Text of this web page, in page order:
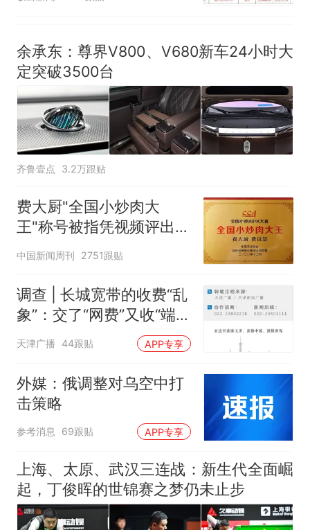
余承东：尊界V800、V680新车24小时大
定突破3500台
齐鲁壹点 3.2万跟贴
费大厨"全国小炒肉大
王"称号被指凭视频评出
官方回应
中国新闻周刊 2751跟贴
调查 | 长城宽带的收费“乱
象”：交了“网费”又收“端口
费”，退费没着落，使用期
天津广播 44跟贴 APP专享
外媒：俄调整对乌空中打
击策略
参考消息 69跟贴 APP专享
上海、太原、武汉三连战：新生代全面崛
起，丁俊晖的世锦赛之梦仍未止步